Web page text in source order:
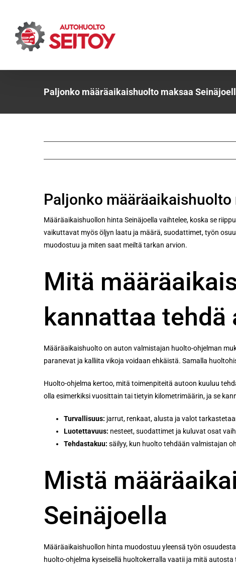
content
Paljonko määräaikaishuolto maksaa
Paljonko määräaikaishuolto
Määräaikaishuollon hinta Seinäjoella vaihtelee, koska se
vaikuttavat myös öljyn laatu ja määrä, suodattimet, työn
muodostuu ja miten saat meiltä tarkan arvion.
Mitä
kannattaa tehdä
Määräaikaishuolto on auton valmistajan huolto-ohjelman
paranevat ja kalliita vikoja voidaan ehkäistä. Samalla
Huolto-ohjelma kertoo, mitä toimenpiteitä autoon kuuluu
olla esimerkiksi vuosittain tai tietyin kilometrimäärin, ja se
Turvallisuus: jarrut, renkaat, alusta ja valot
Luotettavuus: nesteet, suodattimet ja kuluvat osat
Tehdastakuu: säilyy, kun huolto tehdään valmistajan
Mistä
Seinäjoella
Määräaikaishuollon hinta muodostuu yleensä työn
huolto-ohjelma kyseisellä huoltokerralla vaatii ja mitä